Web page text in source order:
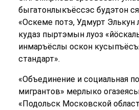
быгатонлыкъёссэс будэтон
«Оскеме потэ, Удмурт Элькун
кудаз пыртэмын луоз
инмаръёслы оскон
стандарт».
«Объединение и социальная
мигрантов» мерлыко
«Подольск Московской